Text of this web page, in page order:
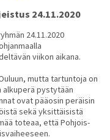
24.11.2020
24.11.2020
viikon aikana.
mutta tartuntoja on
alkuperä pystytään
ovat pääosin peräisin
sekä yksittäisistä
toteaa, että Pohjois-